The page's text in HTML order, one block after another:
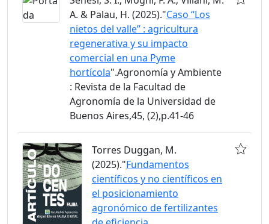
A. & Palau, H. (2025)."Caso “Los
nietos del valle” : agricultura
regenerativa y su impacto
comercial en una Pyme
hortícola".Agronomía y Ambiente
: Revista de la Facultad de
Agronomía de la Universidad de
Buenos Aires,45, (2),p.41-46
Torres Duggan, M.
(2025)."Fundamentos
científicos y no científicos en
el posicionamiento
agronómico de fertilizantes